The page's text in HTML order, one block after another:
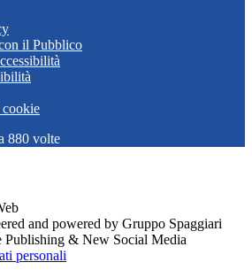
il Pubblico
cookie
880 volte
and powered by Gruppo Spaggiari
Publishing & New Social Media
personali